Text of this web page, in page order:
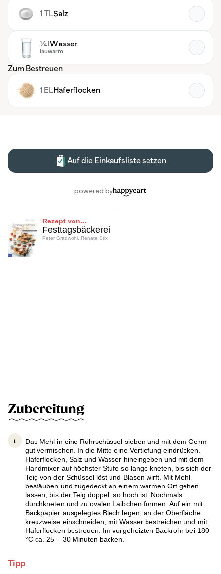
Rezept von...
Festtagsbäckerei
Peter Gradwohl, Renate Stix
Zubereitung
Das Mehl in eine Rührschüssel sieben und mit dem Germ
gut vermischen. In die Mitte eine Vertiefung eindrücken.
Haferflocken, Salz und Wasser hineingeben und mit dem
Handmixer auf höchster Stufe so lange kneten, bis sich der
Teig von der Schüssel löst und Blasen wirft. Mit Mehl
bestäuben und zugedeckt an einem warmen Ort gehen
lassen, bis der Teig doppelt so hoch ist. Nochmals
durchkneten und zu ovalen Laibchen formen. Auf ein mit
Backpapier ausgelegtes Blech legen, an der Oberfläche
kreuzweise einschneiden, mit Wasser bestreichen und mit
Haferflocken bestreuen. Im vorgeheizten Backrohr bei 180
°C ca. 25 – 30 Minuten backen.
Tipp